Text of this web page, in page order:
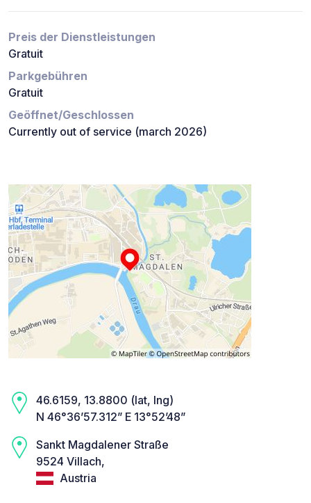
Preis der Dienstleistungen
Gratuit
Parkgebühren
Gratuit
Geöffnet/Geschlossen
Currently out of service (march 2026)
46.6159, 13.8800 (lat, lng)
N 46°36’57.312” E 13°52’48”
Sankt Magdalener Straße
9524 Villach,
Austria